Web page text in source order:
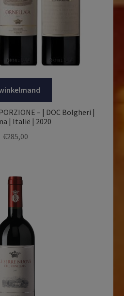
– | DOC Bolgheri |
| Italië | 2020
€285,00